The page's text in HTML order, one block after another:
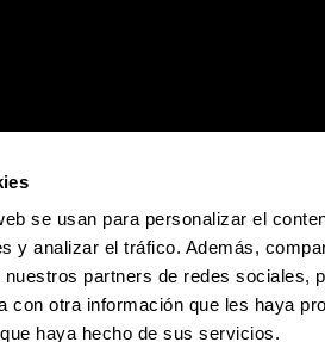
se usan para personalizar el
y analizar el tráfico. Además,
partners de redes sociales,
con otra información que les haya
haya hecho de sus servicios.